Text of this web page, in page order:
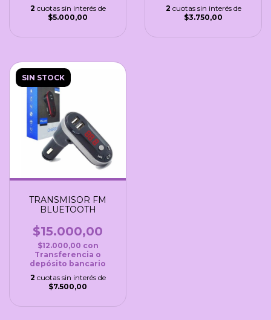
2 cuotas sin interés de
$5.000,00
2 cuotas sin interés de
$3.750,00
SIN STOCK
TRANSMISOR FM
BLUETOOTH
$15.000,00
$12.000,00 con
Transferencia o
depósito bancario
2 cuotas sin interés de
$7.500,00